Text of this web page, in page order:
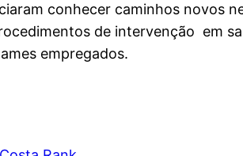
conhecer caminhos novos
de intervenção em
empregados.